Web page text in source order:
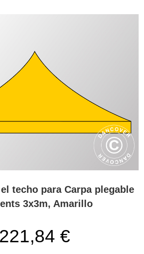
techo para Carpa plegable
3x3m, Amarillo
221,84 €